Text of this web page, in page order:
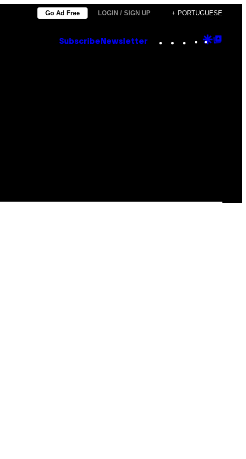
Go Ad Free LOGIN / SIGN UP + PORTUGUESE
Subscribe Newsletter Instagram
TikTok
YouTube
Google